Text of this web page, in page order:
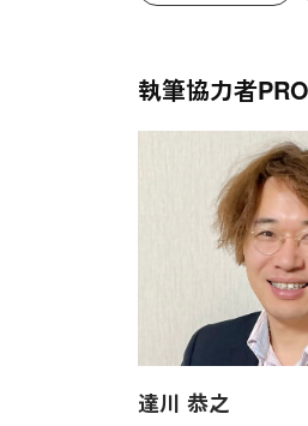
執筆協力者
達川 恭之